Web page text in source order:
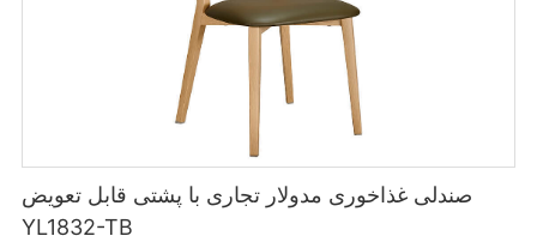
صندلی غذاخوری مدولار تجاری با پشتی قابل تعویض
YL1832-TB